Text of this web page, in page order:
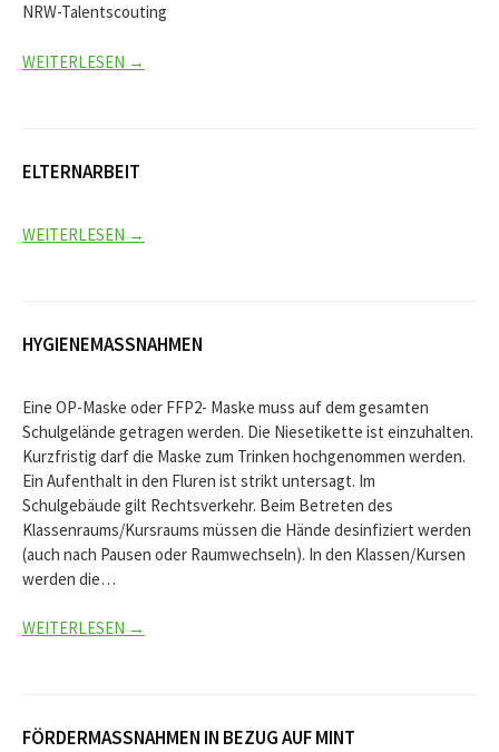
NRW-Talentscouting
WEITERLESEN →
ELTERNARBEIT
WEITERLESEN →
HYGIENEMASSNAHMEN
Eine OP-Maske oder FFP2- Maske muss auf dem gesamten
Schulgelände getragen werden. Die Niesetikette ist einzuhalten.
Kurzfristig darf die Maske zum Trinken hochgenommen werden.
Ein Aufenthalt in den Fluren ist strikt untersagt. Im
Schulgebäude gilt Rechtsverkehr. Beim Betreten des
Klassenraums/Kursraums müssen die Hände desinfiziert werden
(auch nach Pausen oder Raumwechseln). In den Klassen/Kursen
werden die…
WEITERLESEN →
FÖRDERMASSNAHMEN IN BEZUG AUF MINT